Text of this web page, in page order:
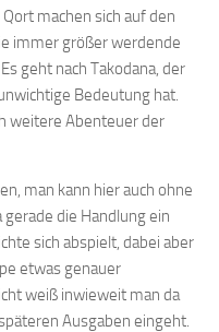
machen sich auf den
immer größer werdende
geht nach Takodana, der
Bedeutung hat.
weitere Abenteuer der
man kann hier auch ohne
die Handlung ein
sich abspielt, dabei aber
etwas genauer
weiß inwieweit man da
Ausgaben eingeht.